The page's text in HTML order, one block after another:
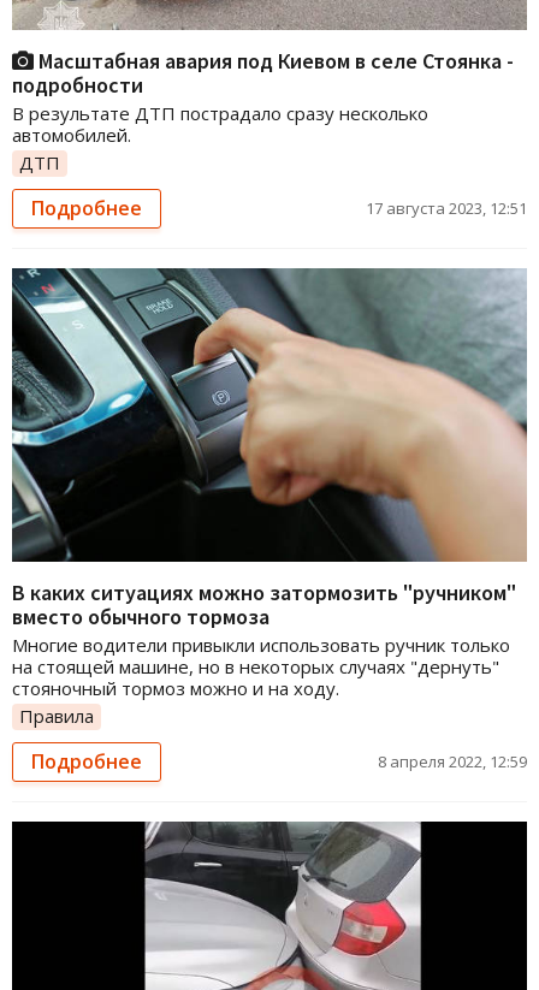
Масштабная авария под Киевом в селе Стоянка -
подробности
В результате ДТП пострадало сразу несколько
автомобилей.
ДТП
Подробнее 17 августа 2023, 12:51
В каких ситуациях можно затормозить "ручником"
вместо обычного тормоза
Многие водители привыкли использовать ручник только
на стоящей машине, но в некоторых случаях "дернуть"
стояночный тормоз можно и на ходу.
Правила
Подробнее 8 апреля 2022, 12:59